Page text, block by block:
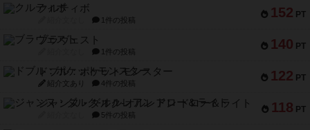
152 PT
クルティボ
1件の投稿
140 PT
ブラヴェスト
1件の投稿
122 PT
ドブル：ポケットモンスター
紹介文あり 4件の投稿
118 PT
ジャンヌ・ダルク-オルレアン ドロー＆ライト
5件の投稿